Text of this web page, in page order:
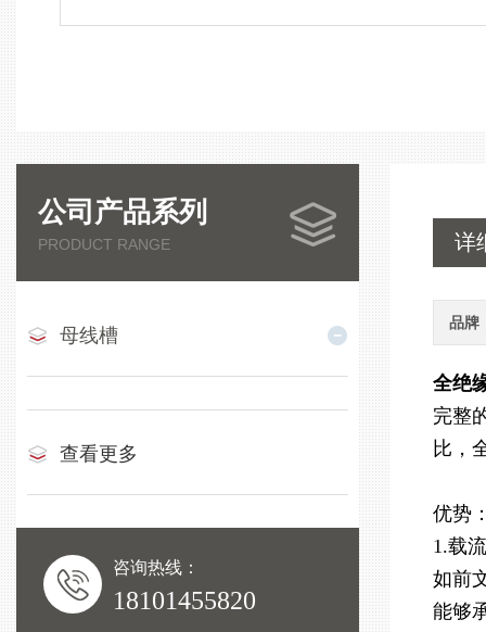
公司产品系列
PRODUCT RANGE
母线槽
查看更多
咨询热线：
18101455820
详
品牌
全绝
完整
比，
优势
1.载
如前
能够